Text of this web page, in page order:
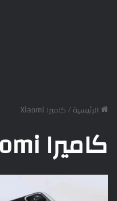
الرئيسية/كاميرا Xiaomi
كاميرا Xiaomi